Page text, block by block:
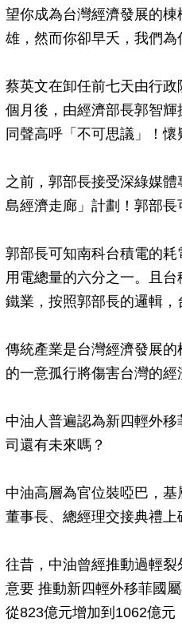
望你成為台灣經濟發展的
雄，然而你卻早夭，我們
蔡英文在卸任前七天由行
個月後，由經濟部長郭智
同聲高呼「不可思議」！
之前，郭部長接受深綠媒
島經濟走廊」計劃！郭部
郭部長可知南科台積電的
用電總量的六分之一。且
鐵業，按照郭部長的邏輯
傳統產業是台灣經濟發展
的一意孤行將傷害台灣的經
中油人普遍認為新四輕外
司還有未來嗎？
中油高層為官位裝啞巴，
董事長、總經理交接典禮
往昔，中油曾經推動過輕
意要 推動新四輕外移菲國
從823億元增加到1062億